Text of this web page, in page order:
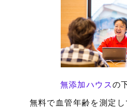
無添加ハウスの
無料で血管年齢を測定し